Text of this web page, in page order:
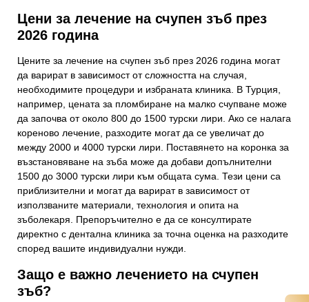
Цени за лечение на счупен зъб през
2026 година
Цените за лечение на счупен зъб през 2026 година могат
да варират в зависимост от сложността на случая,
необходимите процедури и избраната клиника. В Турция,
например, цената за пломбиране на малко счупване може
да започва от около 800 до 1500 турски лири. Ако се налага
кореново лечение, разходите могат да се увеличат до
между 2000 и 4000 турски лири. Поставянето на коронка за
възстановяване на зъба може да добави допълнителни
1500 до 3000 турски лири към общата сума. Тези цени са
приблизителни и могат да варират в зависимост от
използваните материали, технология и опита на
зъболекаря. Препоръчително е да се консултирате
директно с дентална клиника за точна оценка на разходите
според вашите индивидуални нужди.
Защо е важно лечението на счупен
зъб?